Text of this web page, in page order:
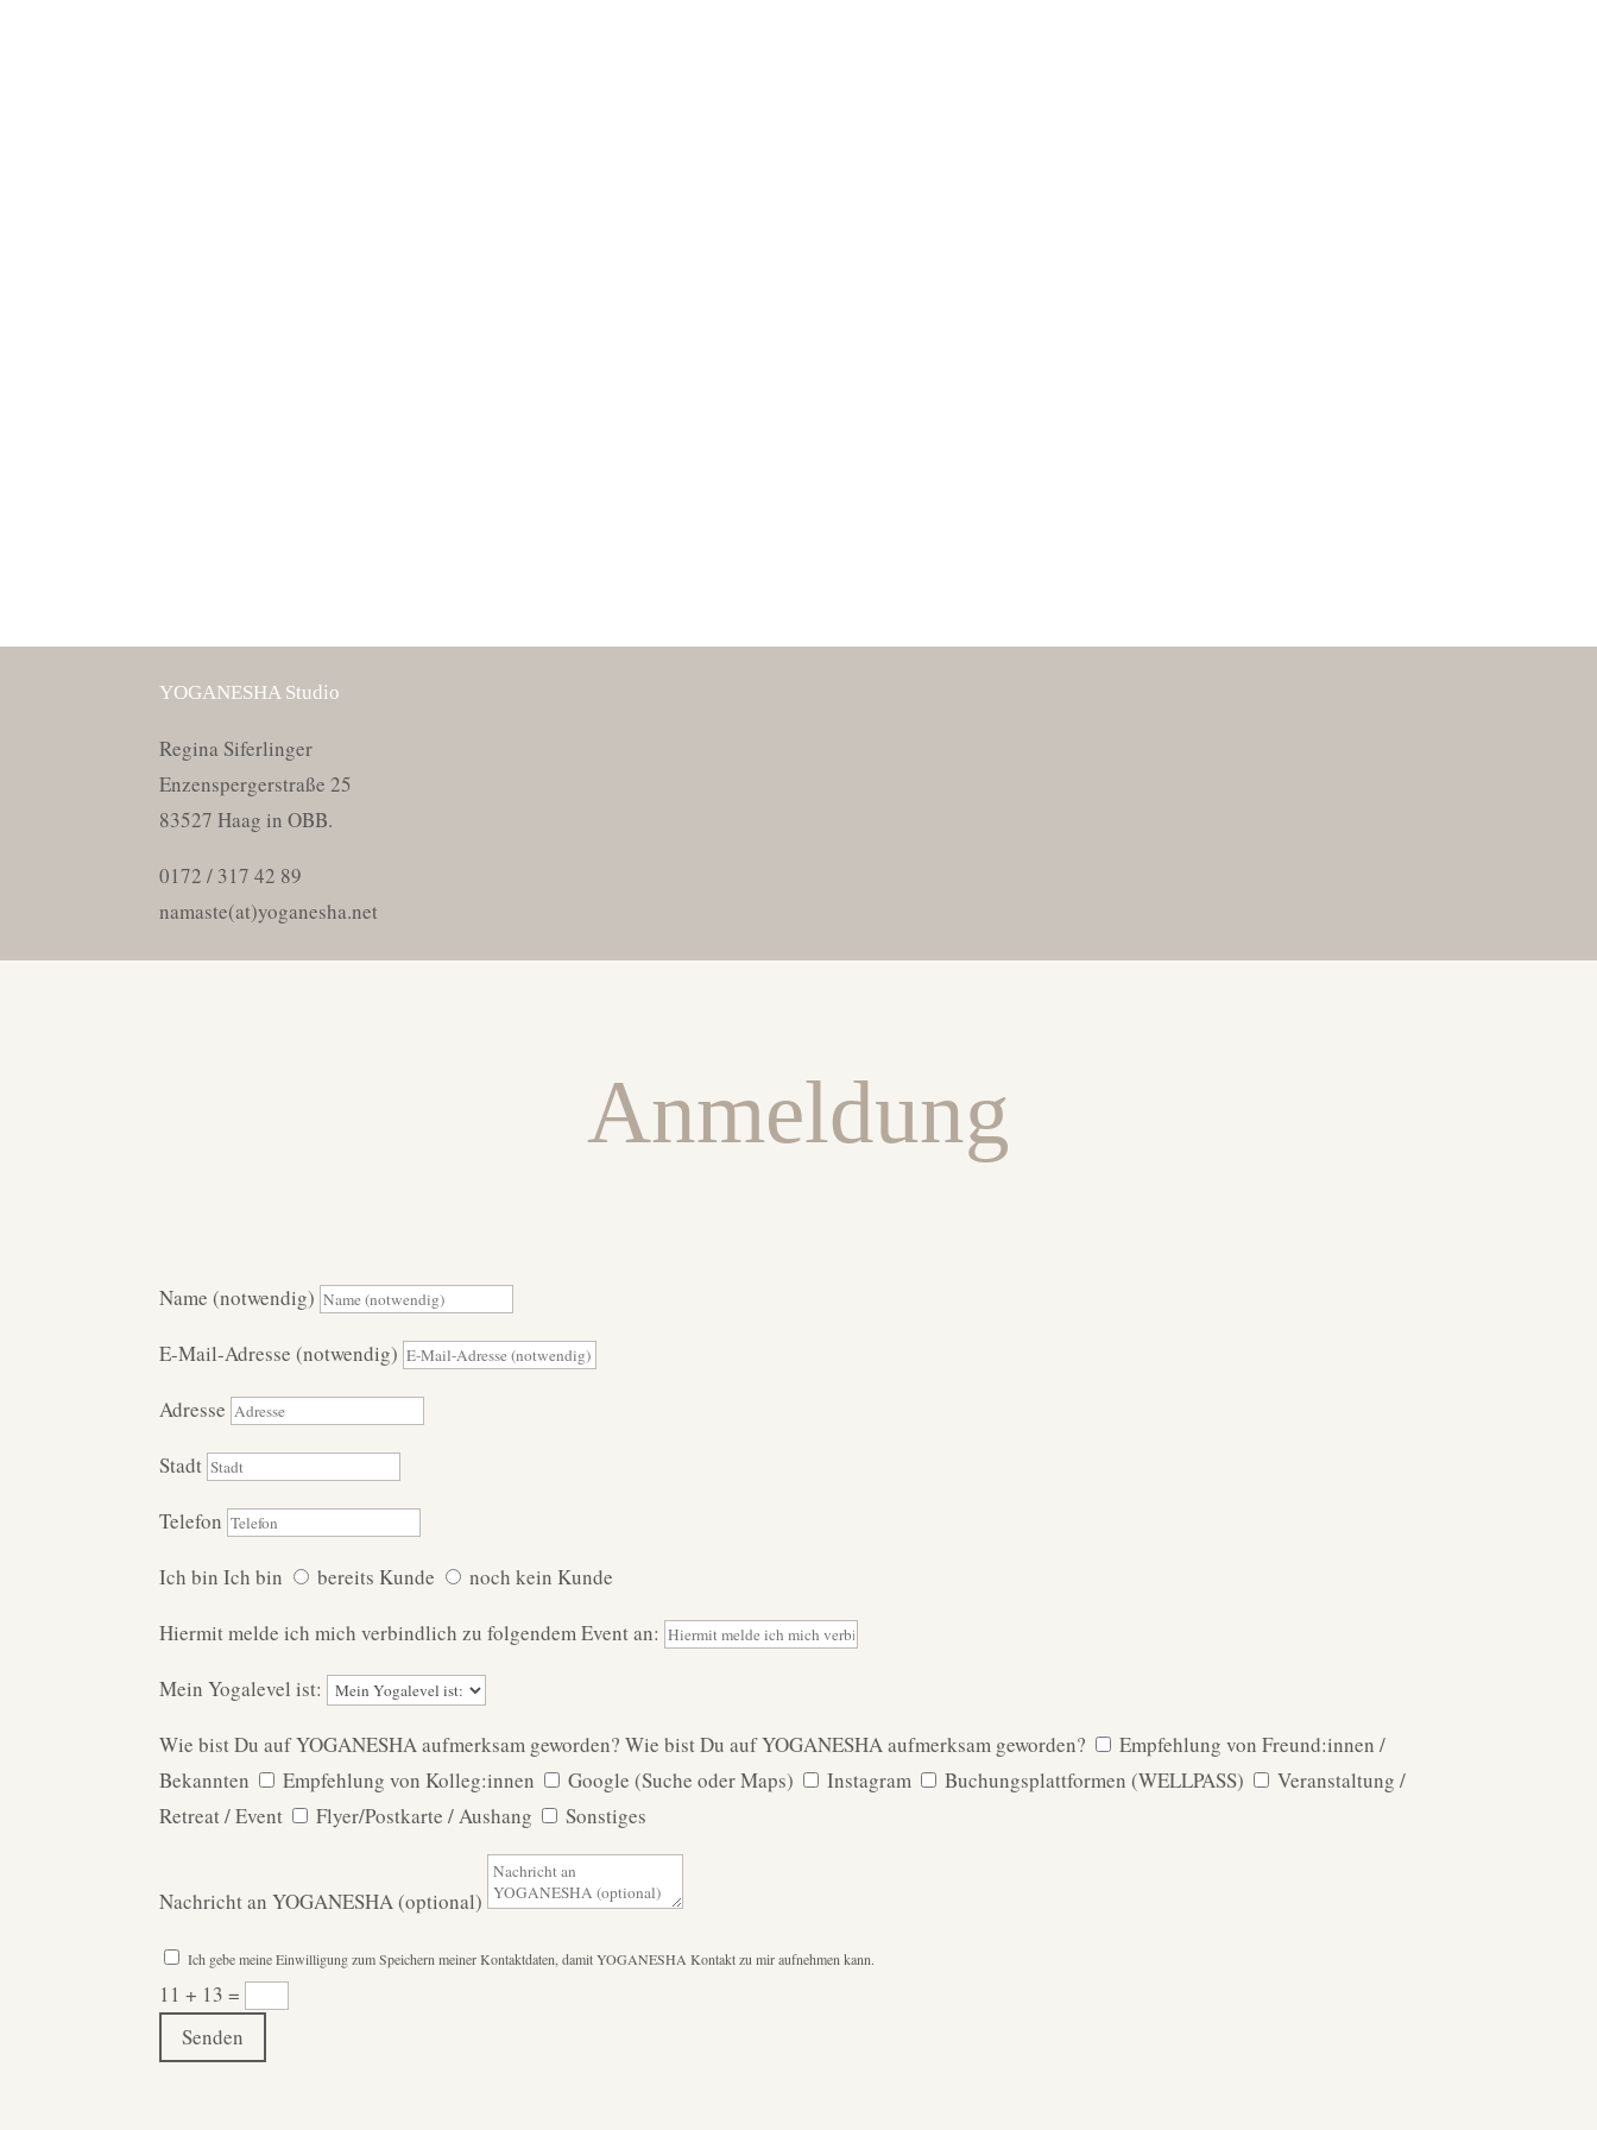
YOGANESHA Studio
Regina Siferlinger
Enzenspergerstraße 25
83527 Haag in OBB.
0172 / 317 42 89
namaste(at)yoganesha.net
Anmeldung
Name (notwendig)
E-Mail-Adresse (notwendig)
Adresse
Stadt
Telefon
Ich bin Ich bin bereits Kunde noch kein Kunde
Hiermit melde ich mich verbindlich zu folgendem Event an:
Mein Yogalevel ist:
Wie bist Du auf YOGANESHA aufmerksam geworden? Wie bist Du auf YOGANESHA aufmerksam geworden?
Empfehlung von Freund:innen /
Bekannten
Empfehlung von Kolleg:innen Google (Suche oder Maps) Instagram Buchungsplattformen (WELLPASS)
Veranstaltung /
Retreat / Event
Flyer/Postkarte / Aushang Sonstiges
Nachricht an YOGANESHA (optional)
Ich gebe meine Einwilligung zum Speichern meiner Kontaktdaten, damit YOGANESHA Kontakt zu mir aufnehmen kann.
11 + 13 =
Senden